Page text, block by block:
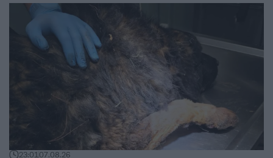
23:0107.08.26